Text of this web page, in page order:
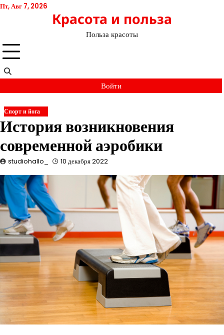
Перейти
Пт, Авг 7, 2026
Красота и польза
Польза красоты
Войти
Спорт и йога
История возникновения
современной аэробики
studiohallo_ 10 декабря 2022